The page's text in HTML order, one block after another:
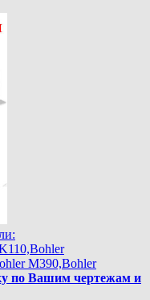
М390,Bohler
по Вашим чертежам и